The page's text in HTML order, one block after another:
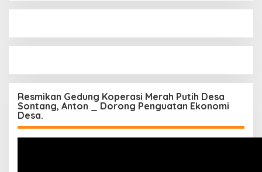
Resmikan Gedung Koperasi Merah Putih Desa
Sontang, Anton _ Dorong Penguatan Ekonomi
Desa.